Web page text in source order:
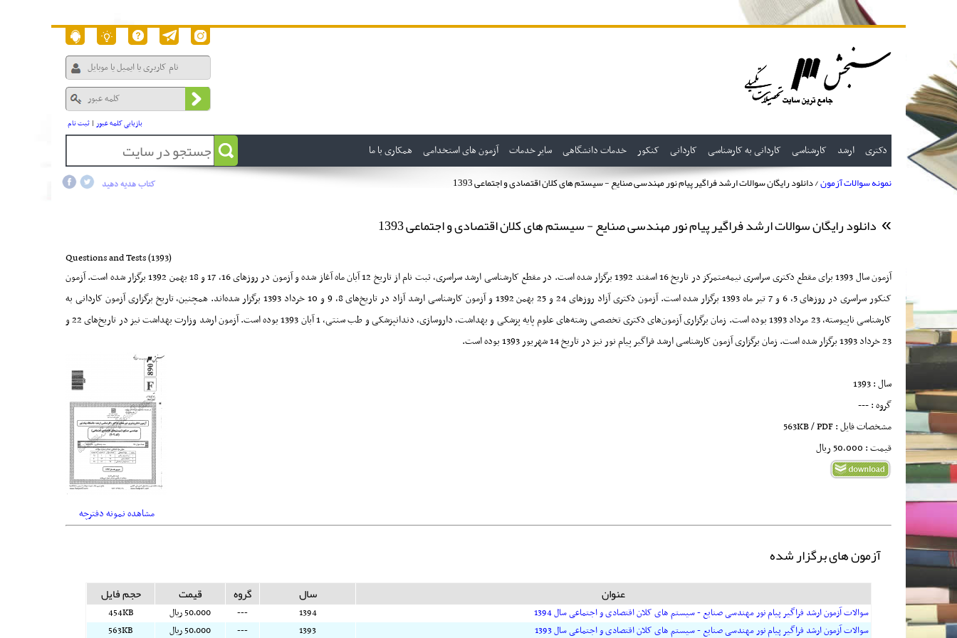
بازیابی کلمه عبور | ثبت نام
دکتری ارشد کارشناسی کاردانی به کارشناسی کاردانی کنکور خدمات دانشگاهی سایر خدمات آزمون های استخدامی همکاری با ما
نمونه سوالات آزمون/ دانلود رایگان سوالات ارشد فراگیر پیام نور مهندسی صنایع - سیستم های کلان اقتصادی و اجتماعی 1393 کتاب هدیه دهید
دانلود رایگان سوالات ارشد فراگیر پیام نور مهندسی صنایع - سیستم های کلان اقتصادی و اجتماعی 1393
(1393)
Questions and Tests
آزمون سال 1393 برای مقطع دکتری سراسری نیمه‌متمرکز در تاریخ 16 اسفند 1392 برگزار شده است. در مقطع کارشناسی ارشد سراسری، ثبت نام از تاریخ 12 آبان ماه آغاز شده و آزمون در روزهای 16، 17 و 18 بهمن 1392 برگزار شده است. آزمون
کنکور سراسری در روزهای 5، 6 و 7 تیر ماه 1393 برگزار شده است. آزمون دکتری آزاد روزهای 24 و 25 بهمن 1392 و آزمون کارشناسی ارشد آزاد در تاریخ‌های 8، 9 و 10 خرداد 1393 برگزار شده‌اند. همچنین، تاریخ برگزاری آزمون کاردانی به
کارشناسی ناپیوسته، 23 مرداد 1393 بوده است. زمان برگزاری آزمون‌های دکتری تخصصی رشته‌های علوم پایه پزشکی و بهداشت، داروسازی، دندانپزشکی و طب سنتی، 1 آبان 1393 بوده است. آزمون ارشد وزارت بهداشت نیز در تاریخ‌های 22 و
23 خرداد 1393 برگزار شده است. زمان برگزاری آزمون کارشناسی ارشد فراگیر پیام نور نیز در تاریخ‌ 14 شهریور 1393 بوده است.
مشاهده نمونه دفترچه
سال : 1393
گروه : ---
مشخصات فایل : 563KB / PDF
قیمت : 50,000 ريال
آزمون های برگزار شده
عنوان سال گروه قیمت حجم فایل
سوالات آزمون ارشد فراگیر پیام نور مهندسی صنایع - سیستم های کلان اقتصادی و اجتماعی سال 1394 1394
--- 50,000 ريال
454KB
سوالات آزمون ارشد فراگیر پیام نور مهندسی صنایع - سیستم های کلان اقتصادی و اجتماعی سال 1393
1393
--- 50,000 ريال 563KB